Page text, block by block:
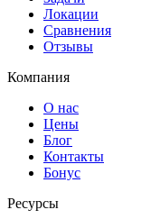
Локации
Сравнения
Отзывы
Компания
О нас
Цены
Блог
Контакты
Бонус
Ресурсы